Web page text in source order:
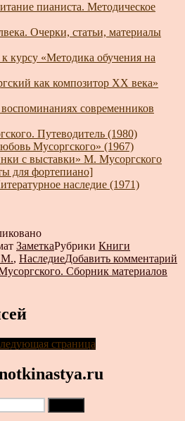
пианиста. Методическое
Очерки, статьи, материалы
курсу «Методика обучения на
как композитор XX века»
современников
Путеводитель (1980)
Мусоргского» (1967)
с выставки» М. Мусоргского
для фортепиано]
наследие (1971)
ЗаметкаРубрики Книги
М., НаследиеДобавить комментарий
Сборник материалов
страница